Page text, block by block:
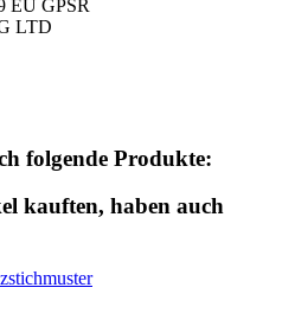
EU GPSR
LTD
folgende Produkte:
kauften, haben auch